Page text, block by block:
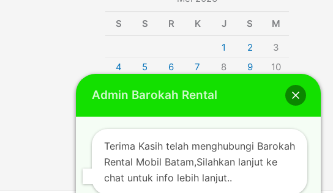
S S R K J S M
1 2
3
4
5 6 7 8 9
10
« Apr Jun »
Admin Barokah Rental
Terima Kasih telah menghubungi Barokah
Rental Mobil Batam,Silahkan lanjut ke
chat untuk info lebih lanjut..